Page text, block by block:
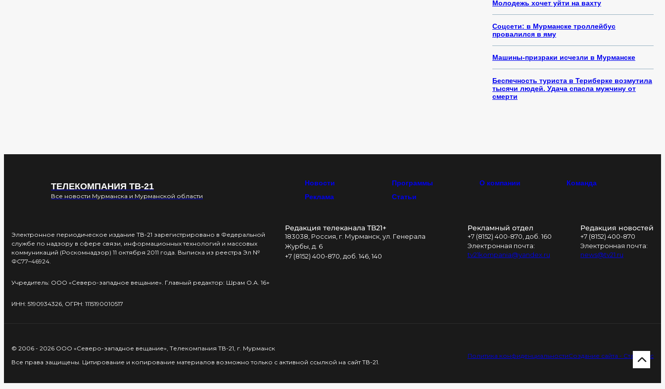
Молодежь хочет уйти на вахту
Соцсети: в Мурманске троллейбус
провалился в яму
Машины-призраки исчезли в Мурманске
Беспечность туриста в Териберке возмутила
тысячи людей. Удача спасла мужчину от
смерти
ТЕЛЕКОМПАНИЯ ТВ-21
Все новости Мурманска и Мурманской области
Новости Программы О компании
Команда
Реклама
Статьи
Электронное периодическое издание ТВ-21 зарегистрировано в Федеральной
службе по надзору в сфере связи, информационных технологий и массовых
коммуникаций (Роскомнадзор) 11 октября 2011 года. Выписка из реестра Эл №
ФС77–46924.
Учредитель: ООО «Северо-западное вещание». Главный редактор: Шрам О.А. 16+
ИНН: 5190934326, ОГРН: 1115190010517
Редакция телеканала ТВ21+
183038, Россия, г. Мурманск, ул. Генерала
Журбы, д. 6
+7 (8152) 400-870, доб. 146, 140
Рекламный отдел
+7 (8152) 400-870, доб. 160
Электронная почта:
tv21kompania@yandex.ru
Редакция новостей
+7 (8152) 400-870
Электронная почта:
news@tv21.ru
© 2006 - 2026 ООО «Северо-западное вещание», Телекомпания ТВ-21, г. Мурманск
Все права защищены. Цитирование и копирование материалов возможно только с активной ссылкой на сайт ТВ-21.
Политика конфиденциальностиСоздание сайта - Старт Икс